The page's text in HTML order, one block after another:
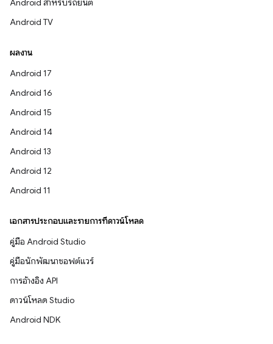
Android สำหรับรถยนต์
Android TV
ผลงาน
Android 17
Android 16
Android 15
Android 14
Android 13
Android 12
Android 11
เอกสารประกอบและรายการที่ดาวน์โหลด
คู่มือ Android Studio
คู่มือนักพัฒนาซอฟต์แวร์
การอ้างอิง API
ดาวน์โหลด Studio
Android NDK